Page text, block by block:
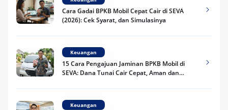
Cara Gadai BPKB Mobil Cepat Cair di SEVA
(2026): Cek Syarat, dan Simulasinya
Keuangan
15 Cara Pengajuan Jaminan BPKB Mobil di
SEVA: Dana Tunai Cair Cepat, Aman dan
Keuangan